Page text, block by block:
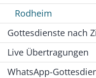
Rodheim
Gottesdienste nach
Live Übertragungen
WhatsApp-